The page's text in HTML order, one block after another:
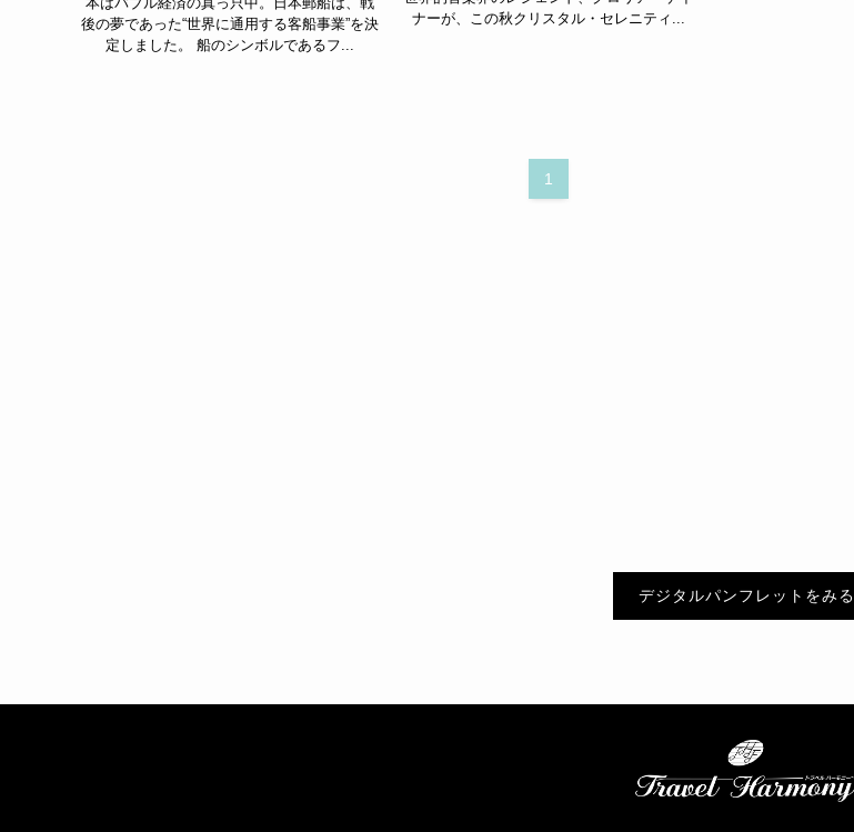
後の夢であった“世界に通用する客船事業”を決
定しました。 船のシンボルであるフ...
ナーが、この秋クリスタル・セレニティ...
1
デジタルパンフレットをみる